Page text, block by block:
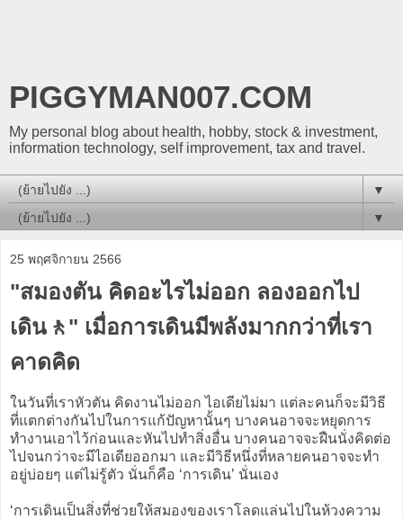
PIGGYMAN007.COM
My personal blog about health, hobby, stock & investment,
information technology, self improvement, tax and travel.
▼
▼
25 พฤศจิกายน 2566
"สมองตัน คิดอะไรไม่ออก ลองออกไป
เดิน🚶" เมื่อการเดินมีพลังมากกว่าที่เรา
คาดคิด
ในวันที่เราหัวตัน คิดงานไม่ออก ไอเดียไม่มา แต่ละคนก็จะมีวิธี
ที่แตกต่างกันไปในการแก้ปัญหานั้นๆ บางคนอาจจะหยุดการ
ทำงานเอาไว้ก่อนและหันไปทำสิ่งอื่น บางคนอาจจะฝืนนั่งคิดต่อ
ไปจนกว่าจะมีไอเดียออกมา และมีวิธีหนึ่งที่หลายคนอาจจะทำ
อยู่บ่อยๆ แต่ไม่รู้ตัว นั่นก็คือ ‘การเดิน’ นั่นเอง
‘การเดินเป็นสิ่งที่ช่วยให้สมองของเราโลดแล่นไปในห้วงความ